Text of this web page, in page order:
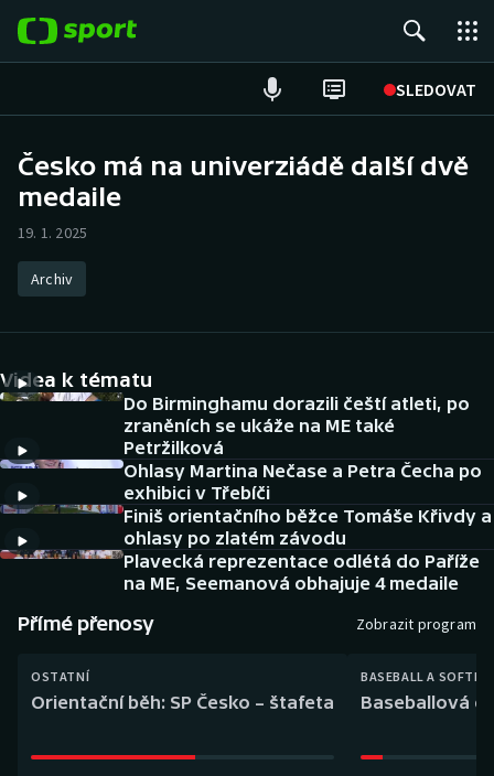
SLEDOVAT
Hokej
Atletika
DALŠÍ SPORTY
Americký fotbal
Baseball a softbal
Basketbal
Biatlon
Boby a skeleton
NEPŘEHLÉDNĚTE
Soutěže
Historické návraty
Aplikace ČT sport
AZ kvíz
Česko má na univerziádě další dvě
medaile
19. 1. 2025
Archiv
Videa k tématu
Do Birminghamu dorazili čeští atleti, po
zraněních se ukáže na ME také
Petržilková
Ohlasy Martina Nečase a Petra Čecha po
exhibici v Třebíči
Finiš orientačního běžce Tomáše Křivdy a
ohlasy po zlatém závodu
Plavecká reprezentace odlétá do Paříže
na ME, Seemanová obhajuje 4 medaile
Přímé přenosy Zobrazit program
OSTATNÍ
Orientační běh: SP Česko – štafeta
BASEBALL A
Baseballová